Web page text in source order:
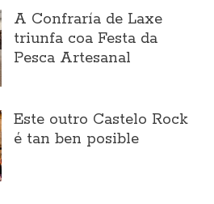
A Confraría de Laxe
triunfa coa Festa da
Pesca Artesanal
Este outro Castelo Rock
é tan ben posible